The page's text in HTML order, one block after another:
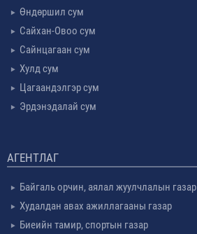
Өндөршил сум
Сайхан-Овоо сум
Сайнцагаан сум
Хулд сум
Цагаандэлгэр сум
Эрдэнэдалай сум
АГЕНТЛАГ
Байгаль орчин, аялал жуулчлалын газар
Худалдан авах ажиллагааны газар
Биеийн тамир, спортын газар